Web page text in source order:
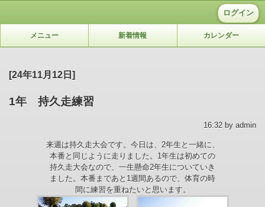
ログイン
メニュー 新着情報 カレンダー
[24年11月12日]
1年 持久走練習
16:32 by admin
来週は持久走大会です。今日は、2年生と一緒に、
本番と同じように走りました。1年生は初めての
持久走大会なので、一生懸命2年生についていき
ました。本番まであと1週間あるので、体育の時
間に練習を重ねたいと思います。